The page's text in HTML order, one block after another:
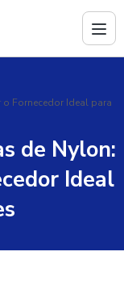
Fornecedor Ideal para
de Nylon:
Ideal